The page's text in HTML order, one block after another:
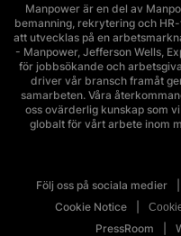
Manpower är en del av
bemanning, rekrytering och
att utvecklas på en
- Manpower, Jefferson Wells,
för jobbsökande och
driver vår bransch framåt
samarbeten. Våra
oss ovärderlig kunskap som
globalt för vårt arbete inom
Följ oss på sociala medier
Cookie Notice
PressRoom